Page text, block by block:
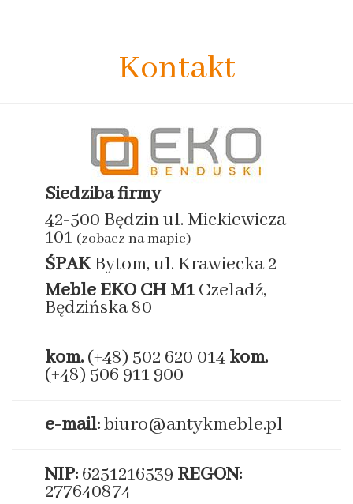
Kontakt
Siedziba firmy
42-500 Będzin ul. Mickiewicza
101 (zobacz na mapie)
ŚPAKBytom, ul. Krawiecka 2
Meble EKO CH M1Czeladź,
Będzińska 80
kom. (+48) 502 620 014 kom.
(+48) 506 911 900
e-mail:biuro@antykmeble.pl
NIP: 6251216539 REGON:
277640874